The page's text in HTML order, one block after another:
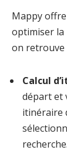
Mappy
optimiser la
on retrouve
Calcul
départ et
itinéraire
recherche.